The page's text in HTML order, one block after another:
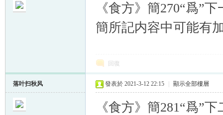
《食方》簡270“爲”
簡所記内容中可能有
回復
落叶扫秋风 發表於 2021-3-12 22:15 顯示全部樓層
《食方》簡281“爲”